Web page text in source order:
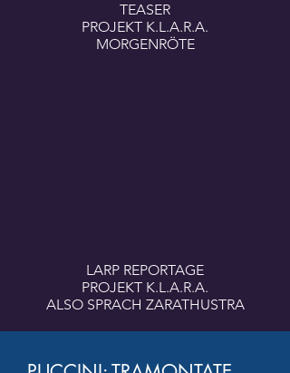
TEASER
PROJEKT K.L.A.R.A.
MORGENRÖTE
LARP REPORTAGE
PROJEKT K.L.A.R.A.
ALSO SPRACH ZARATHUSTRA